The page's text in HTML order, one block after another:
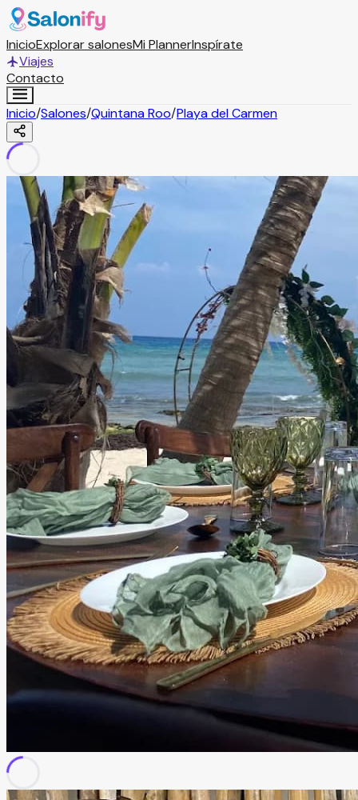
InicioExplorar salonesMi PlannerInspírate
Viajes
Contacto
Inicio/Salones/Quintana Roo/Playa del Carmen